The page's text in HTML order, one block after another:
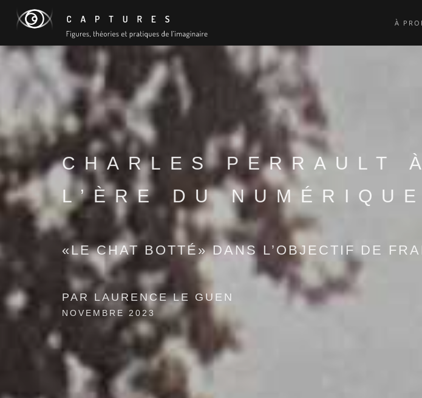
À
CHARLES PERRAULT À
L’ÈRE DU NUMÉRIQUE
«LE CHAT BOTTÉ» DANS L’OBJECTIF DE
PAR LAURENCE LE GUEN
NOVEMBRE 2023